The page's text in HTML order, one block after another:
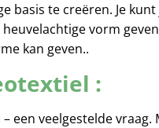
basis te creëren. Je
vorm
kan geven..
:
een veelgestelde